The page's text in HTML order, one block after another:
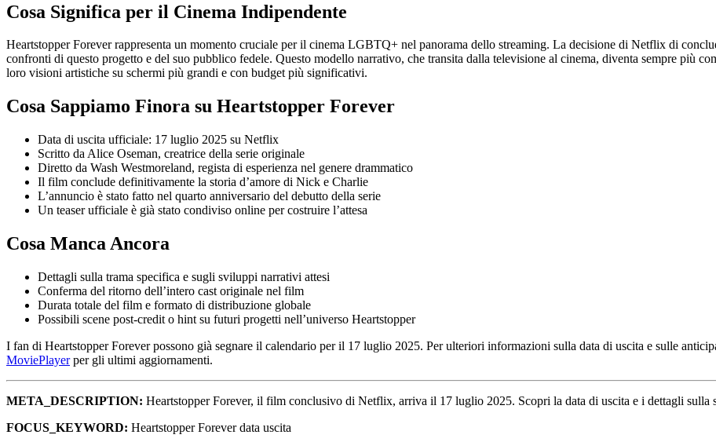
Cosa Significa per il Cinema Indipendente
Heartstopper Forever rappresenta un momento cruciale per il cinema LGBTQ+ nel panorama dello streaming. La decisione di Netflix di
confronti di questo progetto e del suo pubblico fedele. Questo modello narrativo, che transita dalla televisione al cinema, diventa sempre più
loro visioni artistiche su schermi più grandi e con budget più significativi.
Cosa Sappiamo Finora su Heartstopper Forever
Data di uscita ufficiale: 17 luglio 2025 su Netflix
Scritto da Alice Oseman, creatrice della serie originale
Diretto da Wash Westmoreland, regista di esperienza nel genere drammatico
Il film conclude definitivamente la storia d’amore di Nick e Charlie
L’annuncio è stato fatto nel quarto anniversario del debutto della serie
Un teaser ufficiale è già stato condiviso online per costruire l’attesa
Cosa Manca Ancora
Dettagli sulla trama specifica e sugli sviluppi narrativi attesi
Conferma del ritorno dell’intero cast originale nel film
Durata totale del film e formato di distribuzione globale
Possibili scene post-credit o hint su futuri progetti nell’universo Heartstopper
I fan di Heartstopper Forever possono già segnare il calendario per il 17 luglio 2025. Per ulteriori informazioni sulla data di uscita e sulle
MoviePlayerper gli ultimi aggiornamenti.
META_DESCRIPTION: Heartstopper Forever, il film conclusivo di Netflix, arriva il 17 luglio 2025. Scopri la data di uscita e i dettagli sulla
FOCUS_KEYWORD: Heartstopper Forever data uscita